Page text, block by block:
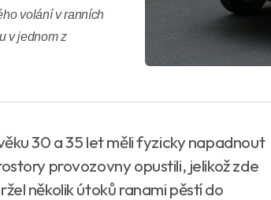
volání v ranních
v jednom z
30 a 35 let měli fyzicky napadnout
provozovny opustili, jelikož zde
několik útoků ranami pěstí do